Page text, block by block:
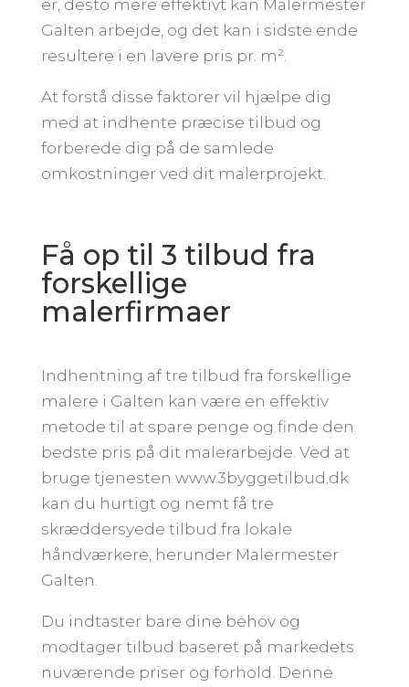
er, desto mere effektivt kan Malermester
Galten arbejde, og det kan i sidste ende
resultere i en lavere pris pr. m².
At forstå disse faktorer vil hjælpe dig
med at indhente præcise tilbud og
forberede dig på de samlede
omkostninger ved dit malerprojekt.
Få op til 3 tilbud fra
forskellige
malerfirmaer
Indhentning af tre tilbud fra forskellige
malere i Galten kan være en effektiv
metode til at spare penge og finde den
bedste pris på dit malerarbejde. Ved at
bruge tjenesten www.3byggetilbud.dk
kan du hurtigt og nemt få tre
skræddersyede tilbud fra lokale
håndværkere, herunder Malermester
Galten.
Du indtaster bare dine behov og
modtager tilbud baseret på markedets
nuværende priser og forhold. Denne